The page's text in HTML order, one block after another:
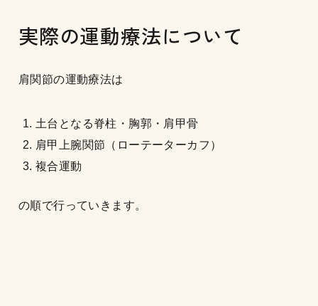
実際の運動療法について
肩関節の運動療法は
土台となる脊柱・胸郭・肩甲骨
肩甲上腕関節（ローテーターカフ）
複合運動
の順で行っていきます。